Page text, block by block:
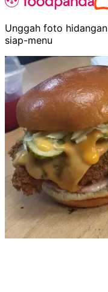
Unggah foto
siap-menu